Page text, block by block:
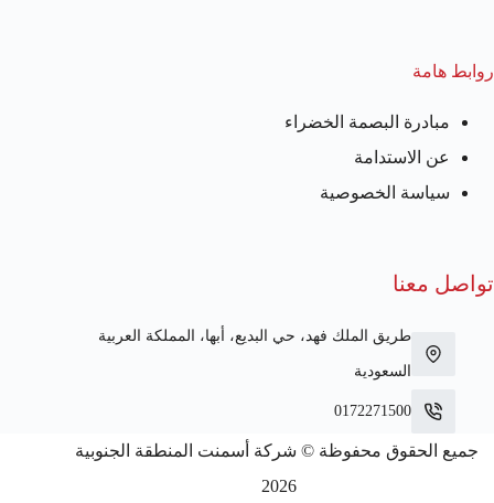
روابط هامة
مبادرة البصمة الخضراء
عن الاستدامة
سياسة الخصوصية
تواصل معنا
طريق الملك فهد، حي البديع، أبها، المملكة العربية
السعودية
0172271500
جميع الحقوق محفوظة © شركة أسمنت المنطقة الجنوبية
2026